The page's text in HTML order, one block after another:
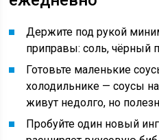
Держите под рукой
приправы: соль, чёрный
Готовьте маленькие
холодильнике — соусы
живут недолго, но
Пробуйте один новый